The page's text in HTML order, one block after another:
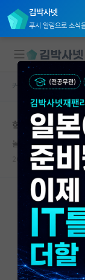
김박사넷
푸시 알림으로 소식
대학원생 모집
국내대학원 정보
연구실&오픈랩
커뮤니티
커뮤니티 홈
전체글보기
베스트 게시판
IF 명예의전당
커뮤니티 홈 자유
학벌보다 연구
놀란 호르헤 보르헤스
2024.10.26 16